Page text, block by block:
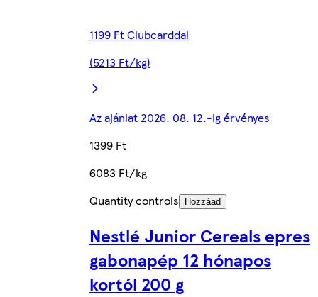
1199 Ft Clubcarddal
(5213 Ft/kg)
Az ajánlat 2026. 08. 12.-ig érvényes
1399 Ft
6083 Ft/kg
Quantity controls
Hozzáad
Nestlé Junior Cereals epres
gabonapép 12 hónapos
kortól 200 g